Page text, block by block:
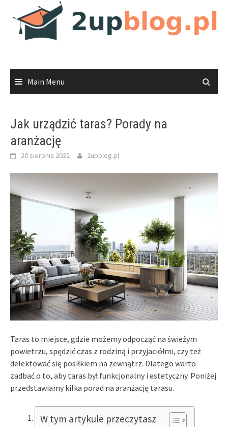
content
Main Menu
Jak urządzić taras? Porady na
aranżację
20 sierpnia 2022 2upblog.pl
Taras to miejsce, gdzie możemy odpocząć na świeżym
powietrzu, spędzić czas z rodziną i przyjaciółmi, czy też
delektować się posiłkiem na zewnątrz. Dlatego warto
zadbać o to, aby taras był funkcjonalny i estetyczny. Poniżej
przedstawiamy kilka porad na aranżację tarasu.
W tym artykule przeczytasz